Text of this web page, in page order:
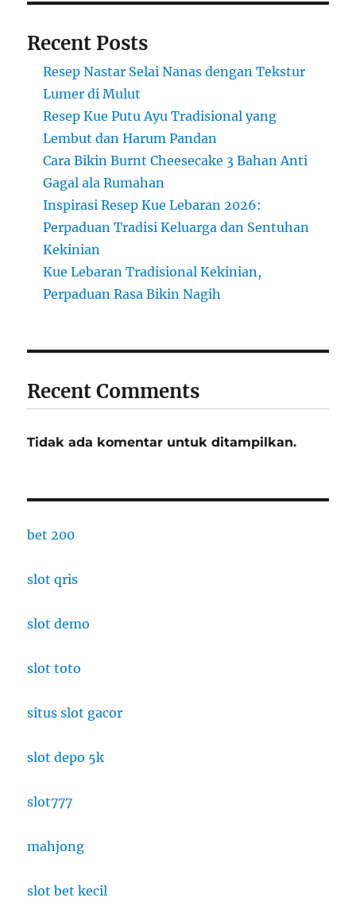
Recent Posts
Resep Nastar Selai Nanas dengan Tekstur
Lumer di Mulut
Resep Kue Putu Ayu Tradisional yang
Lembut dan Harum Pandan
Cara Bikin Burnt Cheesecake 3 Bahan Anti
Gagal ala Rumahan
Inspirasi Resep Kue Lebaran 2026:
Perpaduan Tradisi Keluarga dan Sentuhan
Kekinian
Kue Lebaran Tradisional Kekinian,
Perpaduan Rasa Bikin Nagih
Recent Comments
Tidak ada komentar untuk ditampilkan.
bet 200
slot qris
slot demo
slot toto
situs slot gacor
slot depo 5k
slot777
mahjong
slot bet kecil